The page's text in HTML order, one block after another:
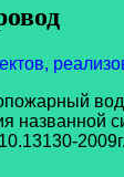
названной